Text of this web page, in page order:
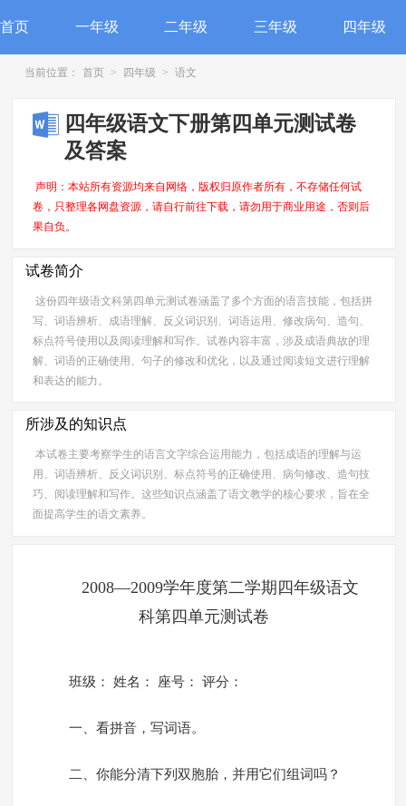
首页 一年级 二年级 三年级 四年级
当前位置： 首页 > 四年级 > 语文
四年级语文下册第四单元测试卷
及答案
声明：本站所有资源均来自网络，版权归原作者所有，不存储任何试
卷，只整理各网盘资源，请自行前往下载，请勿用于商业用途，否则后
果自负。
试卷简介
这份四年级语文科第四单元测试卷涵盖了多个方面的语言技能，包括拼
写、词语辨析、成语理解、反义词识别、词语运用、修改病句、造句、
标点符号使用以及阅读理解和写作。试卷内容丰富，涉及成语典故的理
解、词语的正确使用、句子的修改和优化，以及通过阅读短文进行理解
和表达的能力。
所涉及的知识点
本试卷主要考察学生的语言文字综合运用能力，包括成语的理解与运
用、词语辨析、反义词识别、标点符号的正确使用、病句修改、造句技
巧、阅读理解和写作。这些知识点涵盖了语文教学的核心要求，旨在全
面提高学生的语文素养。
2008—2009学年度第二学期四年级语文
科第四单元测试卷
班级： 姓名： 座号： 评分：
一、看拼音，写词语。
二、你能分清下列双胞胎，并用它们组词吗？